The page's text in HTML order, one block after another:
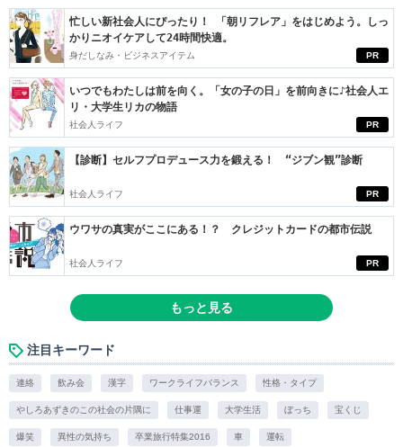
PR
忙しい新社会人にぴったり！ 「朝リフレア」をはじめよう。しっ
かりニオイケアして24時間快適。
身だしなみ・ビジネスアイテム
PR
いつでもわたしは前を向く。「女の子の日」を前向きに♪社会人エ
リ・大学生リカの物語
社会人ライフ
PR
【診断】セルフプロデュース力を鍛える！ “ジブン観”診断
社会人ライフ
PR
ウワサの真実がここにある！？ クレジットカードの都市伝説
社会人ライフ
もっと見る
注目キーワード
連絡 飲み会 漢字 ワークライフバランス 性格・タイプ
やしろあずきのこの社会の片隅に 仕事運 大学生活 ぼっち 宝くじ
爆笑 異性の気持ち 卒業旅行特集2016 車 運転